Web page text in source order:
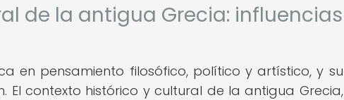
de la antigua Grecia: influencias
en pensamiento filosófico, político y artístico, y su
El contexto histórico y cultural de la antigua Grecia,